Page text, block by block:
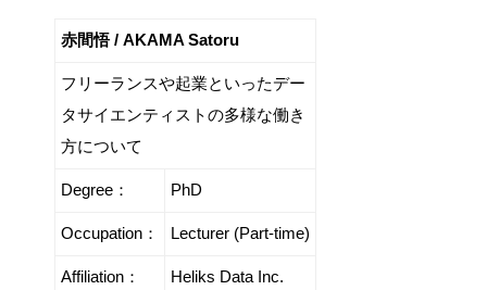
赤間悟 / AKAMA Satoru
フリーランスや起業といったデー
タサイエンティストの多様な働き
方について
Degree： PhD
Occupation： Lecturer (Part-time)
Affiliation： Heliks Data Inc.